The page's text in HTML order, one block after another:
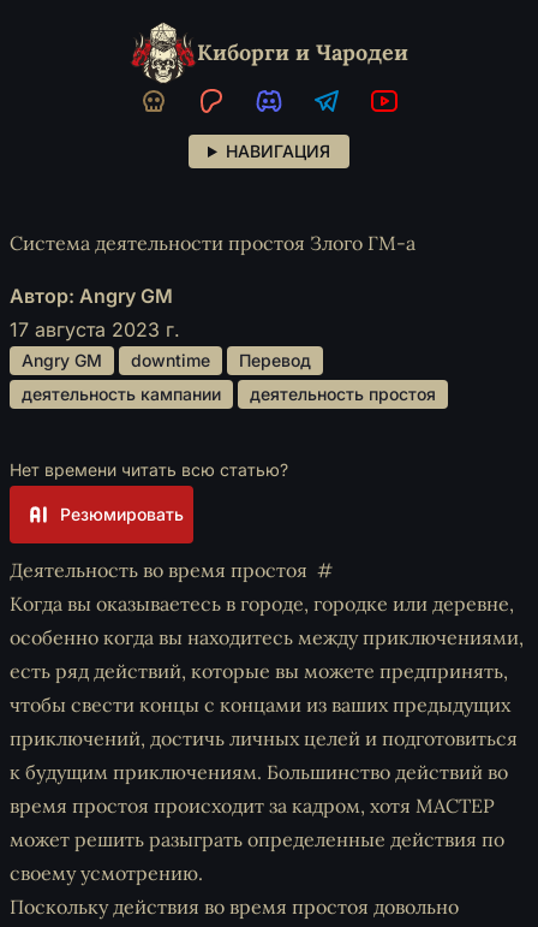
Киборги и Чародеи
НАВИГАЦИЯ
Система деятельности простоя Злого ГМ-а
Автор: Angry GM
17 августа 2023 г.
Angry GM downtime
Перевод
деятельность кампании
деятельность простоя
Нет времени читать всю статью?
Резюмировать
Деятельность во время простоя
Когда вы оказываетесь в городе, городке или деревне,
особенно когда вы находитесь между приключениями,
есть ряд действий, которые вы можете предпринять,
чтобы свести концы с концами из ваших предыдущих
приключений, достичь личных целей и подготовиться
к будущим приключениям. Большинство действий во
время простоя происходит за кадром, хотя МАСТЕР
может решить разыграть определенные действия по
своему усмотрению.
Поскольку действия во время простоя довольно